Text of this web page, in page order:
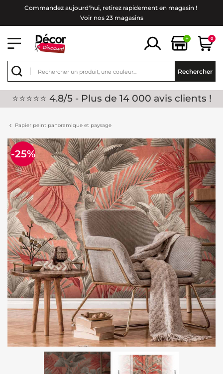
Commandez aujourd'hui, retirez rapidement en magasin !
Voir nos 23 magasins
+ 0
Rechercher
⭐⭐⭐⭐⭐ 4.8/5 - Plus de 14 000 avis clients !
Papier peint panoramique et paysage
-25%